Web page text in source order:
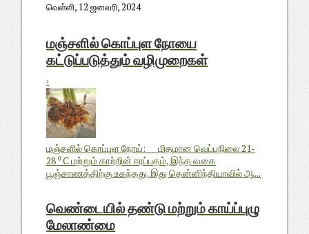
வெள்ளி, 12 ஜனவரி, 2024
மஞ்சளில் கொப்புள நோயை
கட்டுப்படுத்தும் வழிமுறைகள்
›
மஞ்சளில் கொப்புள நோய்: மிதமான வெப்பநிலை 21-
28 ⁰ C மற்றும் காற்றின் ஈரப்பதம், இந்த வகை
பூஞ்சாணத்திற்கு உகந்தது. இது தென்னிந்தியாவில் ஆ...
வெண்டையில் தண்டு மற்றும் காய்ப்புழு
மேலாண்மை